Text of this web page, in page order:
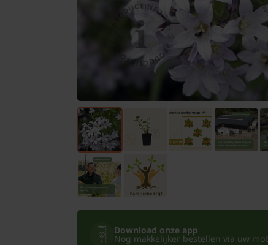
Bomen
Leibomen
Bloembollen
Tuinbenodigdheden
Kamerplanten
Bloempotten
Download onze app
Nog makkelijker bestellen via uw